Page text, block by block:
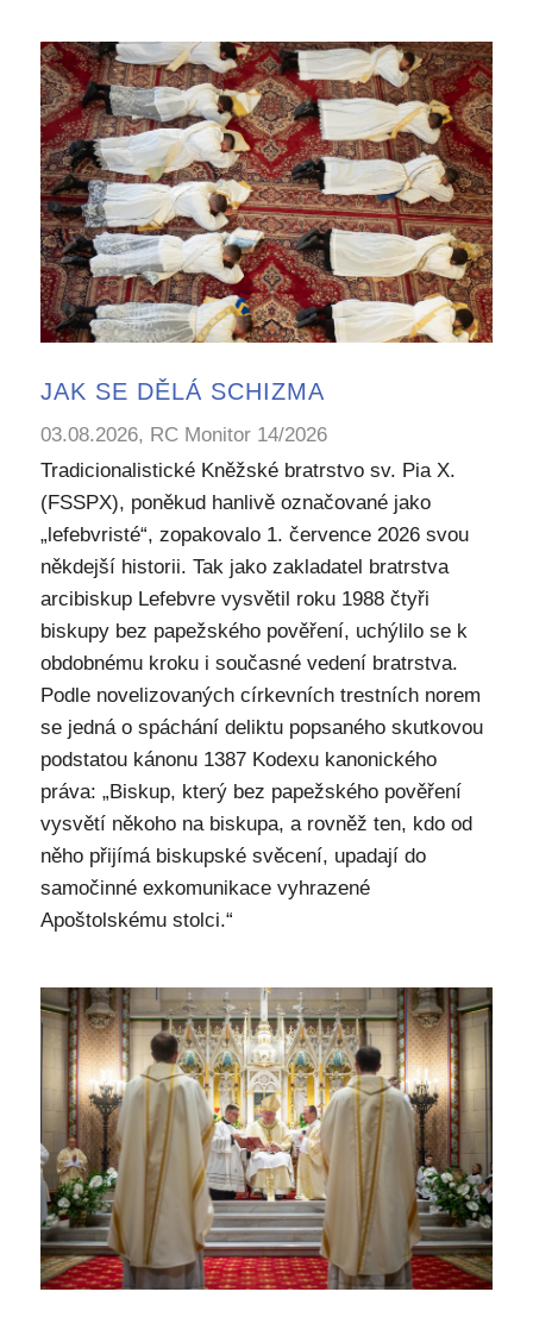
JAK SE DĚLÁ SCHIZMA
03.08.2026, RC Monitor 14/2026
Tradicionalistické Kněžské bratrstvo sv. Pia X.
(FSSPX), poněkud hanlivě označované jako
„lefebvristé“, zopakovalo 1. července 2026 svou
někdejší historii. Tak jako zakladatel bratrstva
arcibiskup Lefebvre vysvětil roku 1988 čtyři
biskupy bez papežského pověření, uchýlilo se k
obdobnému kroku i současné vedení bratrstva.
Podle novelizovaných církevních trestních norem
se jedná o spáchání deliktu popsaného skutkovou
podstatou kánonu 1387 Kodexu kanonického
práva: „Biskup, který bez papežského pověření
vysvětí někoho na biskupa, a rovněž ten, kdo od
něho přijímá biskupské svěcení, upadají do
samočinné exkomunikace vyhrazené
Apoštolskému stolci.“